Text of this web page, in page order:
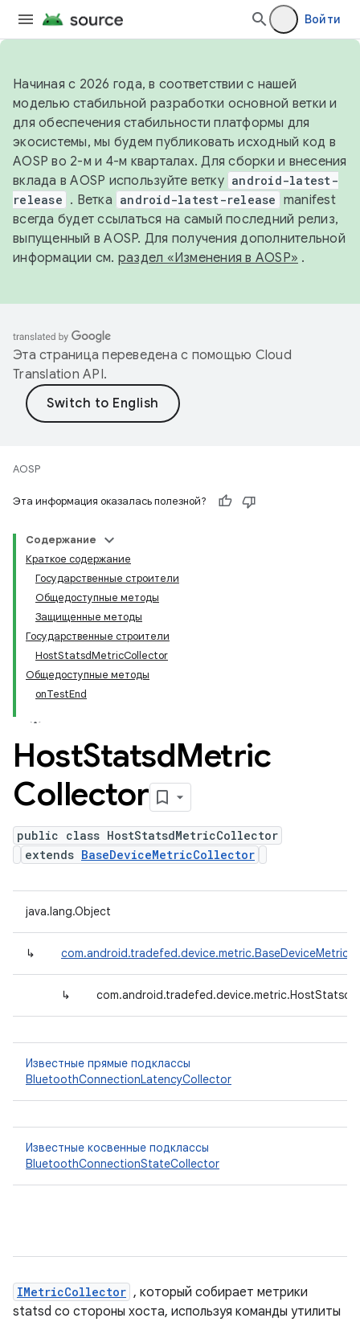
Войти
Начиная с 2026 года, в соответствии с нашей
моделью стабильной разработки основной ветки и
для обеспечения стабильности платформы для
экосистемы, мы будем публиковать исходный код в
AOSP во 2-м и 4-м кварталах. Для сборки и внесения
вклада в AOSP используйте ветку android-latest-
release . Ветка android-latest-release manifest
всегда будет ссылаться на самый последний релиз,
выпущенный в AOSP. Для получения дополнительной
информации см. раздел «Изменения в AOSP» .
Эта страница переведена с помощью Cloud
Translation API.
AOSP
Эта информация оказалась полезной?
Содержание
Краткое содержание
Государственные строители
Общедоступные методы
Защищенные методы
Государственные строители
HostStatsdMetricCollector
Общедоступные методы
onTestEnd
HostStatsdMetric
Collector
public class HostStatsdMetricCollector
extends BaseDeviceMetricCollector
java.lang.Object
↳
↳
Известные прямые подклассы
BluetoothConnectionLatencyCollector
Известные косвенные подклассы
BluetoothConnectionStateCollector
IMetricCollector , который собирает метрики
statsd со стороны хоста, используя команды утилиты